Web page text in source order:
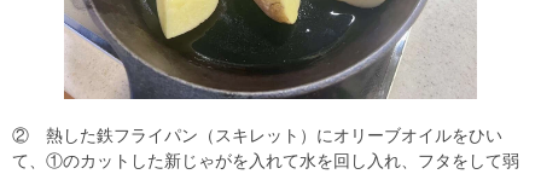
② 熱した鉄フライパン（スキレット）にオリーブオイルをひい
て、①のカットした新じゃがを入れて水を回し入れ、フタをして弱